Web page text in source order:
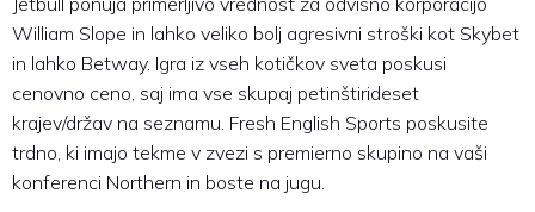
William Slope in lahko veliko bolj agresivni stroški kot Skybet
in lahko Betway. Igra iz vseh kotičkov sveta poskusi
cenovno ceno, saj ima vse skupaj petinštirideset
krajev/držav na seznamu. Fresh English Sports poskusite
trdno, ki imajo tekme v zvezi s premierno skupino na vaši
konferenci Northern in boste na jugu.